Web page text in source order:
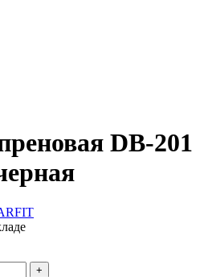
DB-201
+